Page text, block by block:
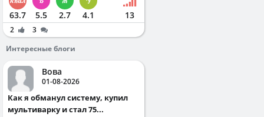
63.7 5.5 2.7 4.1 13
2
3
Интересные блоги
Вова
01-08-2026
Как я обманул систему, купил
мультиварку и стал 75...